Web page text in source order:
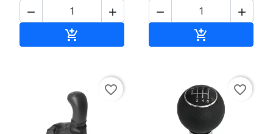
 

 

favorite_border favorite_border